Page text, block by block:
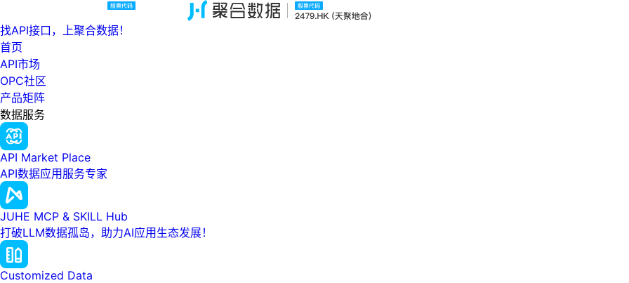
找API接口，上聚合数据！
首页
API市场
OPC社区
产品矩阵
数据服务
API Market Place
API数据应用服务专家
JUHE MCP & SKILL Hub
打破LLM数据孤岛，助力AI应用生态发展！
Customized Data